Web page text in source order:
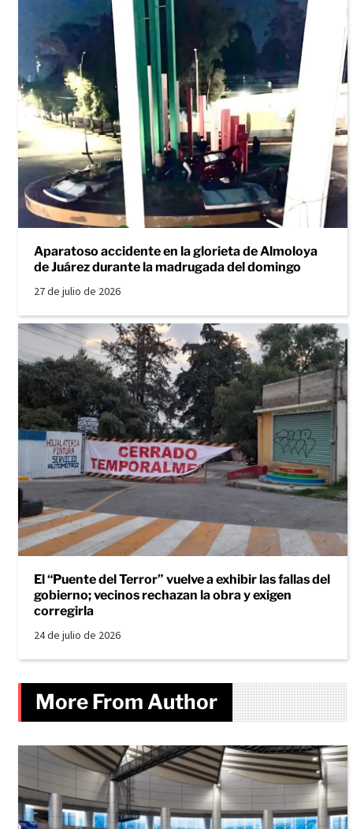
Aparatoso accidente en la glorieta de Almoloya
de Juárez durante la madrugada del domingo
27 de julio de 2026
El “Puente del Terror” vuelve a exhibir las fallas del
gobierno; vecinos rechazan la obra y exigen
corregirla
24 de julio de 2026
More From Author